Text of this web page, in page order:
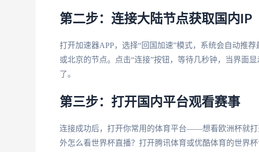
第二步：连接大陆节点获取国内IP
打开加速器APP，选择“回国加速”模式，系统会自动推
或北京的节点。点击“连接”按钮，等待几秒钟，当界面
了。
第三步：打开国内平台观看赛事
连接成功后，打开你常用的体育平台——想看欧洲杯就打
外怎么看世界杯直播？打开腾讯体育或优酷体育的世界